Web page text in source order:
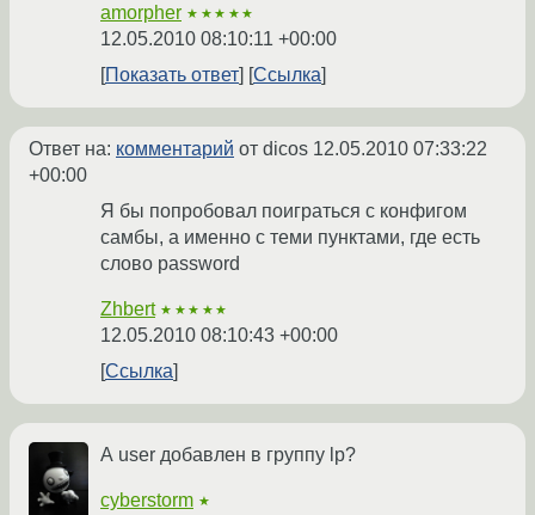
amorpher ★★★★★
12.05.2010 08:10:11 +00:00
Показать ответ
Ссылка
Ответ на: комментарий от dicos 12.05.2010 07:33:22
+00:00
Я бы попробовал поиграться с конфигом
самбы, а именно с теми пунктами, где есть
слово password
Zhbert ★★★★★
12.05.2010 08:10:43 +00:00
Ссылка
А user добавлен в группу lp?
cyberstorm ★